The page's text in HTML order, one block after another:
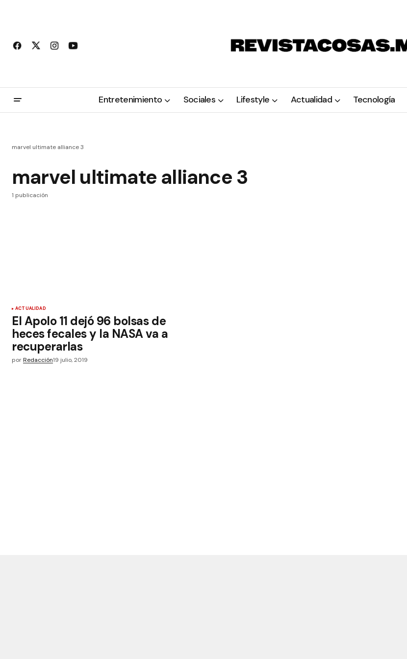
Entretenimiento Sociales Lifestyle Actualidad Tecnología
marvel ultimate alliance 3
marvel ultimate alliance 3
1 publicación
ACTUALIDAD
El Apolo 11 dejó 96 bolsas de
heces fecales y la NASA va a
recuperarlas
porRedacción19 julio, 2019